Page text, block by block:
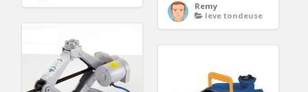
Remy
leve tondeuse